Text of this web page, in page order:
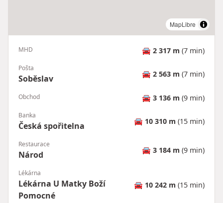
MapLibre
MHD 🚘 2 317 m (7 min)
Pošta
Soběslav 🚘 2 563 m (7 min)
Obchod 🚘 3 136 m (9 min)
Banka
Česká spořitelna 🚘 10 310 m (15 min)
Restaurace
Národ 🚘 3 184 m (9 min)
Lékárna
Lékárna U Matky Boží
Pomocné
🚘 10 242 m (15 min)